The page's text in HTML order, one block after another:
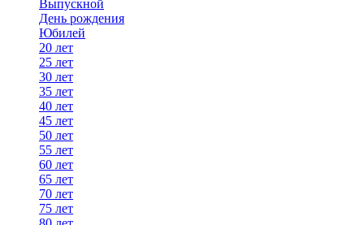
Выпускной
День рождения
Юбилей
20 лет
25 лет
30 лет
35 лет
40 лет
45 лет
50 лет
55 лет
60 лет
65 лет
70 лет
75 лет